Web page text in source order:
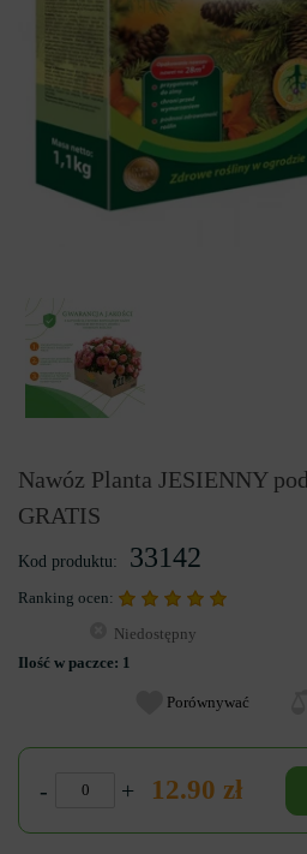
Nawóz Planta JESIENNY
GRATIS
Kod produktu: 33142
Ranking ocen:
Niedostępny
Ilość w paczce: 1
Porównywać
- + 12.90 zł